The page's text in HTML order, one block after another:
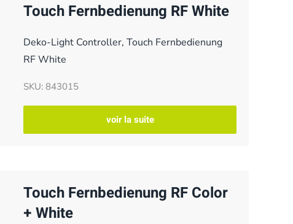
Touch Fernbedienung RF White
Deko-Light Controller, Touch Fernbedienung
RF White
SKU: 843015
voir la suite
Touch Fernbedienung RF Color
+ White